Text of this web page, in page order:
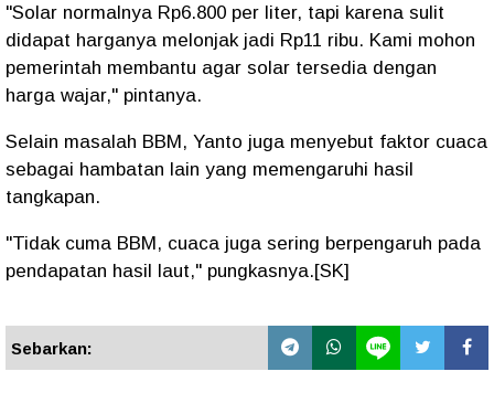
"Solar normalnya Rp6.800 per liter, tapi karena sulit
didapat harganya melonjak jadi Rp11 ribu. Kami mohon
pemerintah membantu agar solar tersedia dengan
harga wajar," pintanya.
Selain masalah BBM, Yanto juga menyebut faktor cuaca
sebagai hambatan lain yang memengaruhi hasil
tangkapan.
"Tidak cuma BBM, cuaca juga sering berpengaruh pada
pendapatan hasil laut," pungkasnya.[SK]
Sebarkan: